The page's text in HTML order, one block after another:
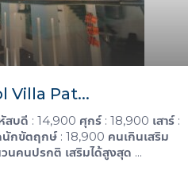
Villa Pat...
บดี : 14,900 ศุกร์ : 18,900 เสาร์ :
กขัตฤกษ์ : 18,900 คนเกินเสริม
นคนปรกติ เสริมได้สูงสุด ...